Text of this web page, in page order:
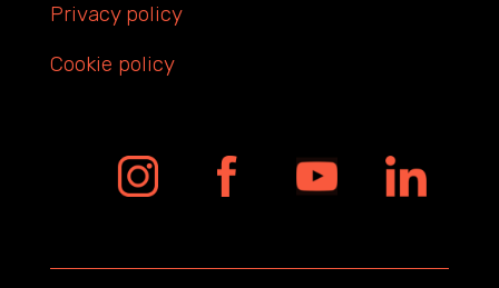
Privacy policy
Cookie policy